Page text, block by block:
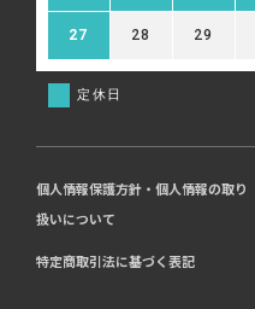
27 28 29
定休日
個人情報保護方針・個人情報の取り
扱いについて
特定商取引法に基づく表記